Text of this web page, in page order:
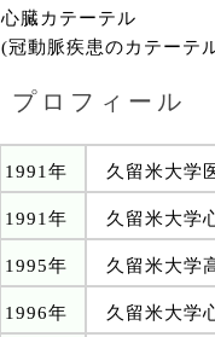
心臓カテーテル
(冠動脈疾患のカテーテ
プロフィール
1991年 久留米大学
1991年 久留米大学
1995年 久留米大学
1996年 久留米大学